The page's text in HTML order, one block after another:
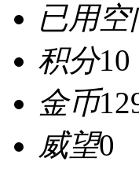
已用空
积分10
金币
威望0